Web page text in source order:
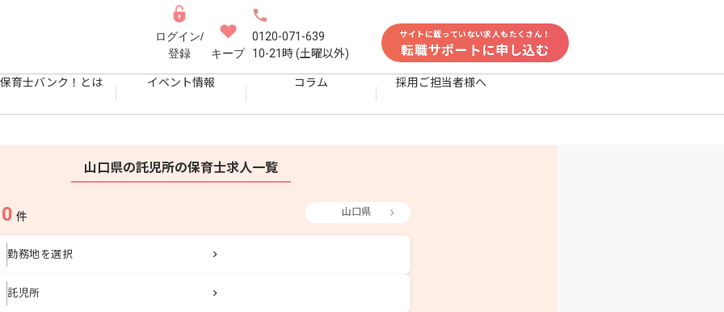
ログイン/
登録
キープ
0120-071-639
10-21時 (土曜以外)
サイトに載っていない求人もたくさん！
転職サポートに申し込む
保育士バンク！とは イベント情報 コラム 採用ご担当者様へ
山口県の託児所の保育士求人一覧
0 件 山口県
勤務地を選択
託児所